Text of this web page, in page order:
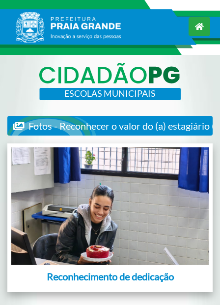
ESCOLAS MUNICIPAIS
Fotos - Reconhecer o valor do (a) estagiário
Reconhecimento de dedicação